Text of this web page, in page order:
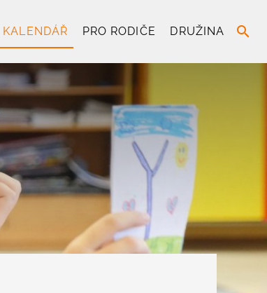
KALENDÁŘ PRO RODIČE DRUŽINA search